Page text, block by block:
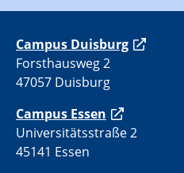
Campus Duisburg
Forsthausweg 2
47057 Duisburg
Campus Essen
Universitätsstraße 2
45141 Essen